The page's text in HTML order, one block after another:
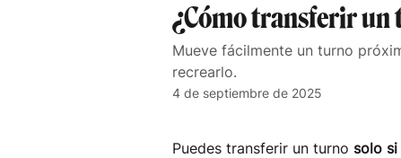
¿Cómo transferir un
Mueve fácilmente un turno
recrearlo.
4 de septiembre de 2025
Puedes transferir un turno solo